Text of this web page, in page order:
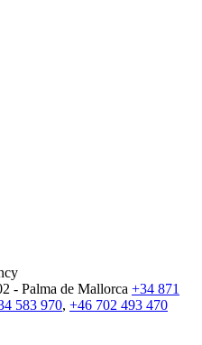
- Palma de Mallorca +34 871
583 970, +46 702 493 470